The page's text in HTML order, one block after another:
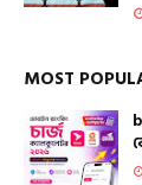
MOST